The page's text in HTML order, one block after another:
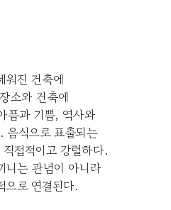
워진 건축에
소와 건축에
픔과 기쁨, 역사와
음식으로 표출되는
접적이고 강렬하다.
니는 관념이 아니라
으로 연결된다.